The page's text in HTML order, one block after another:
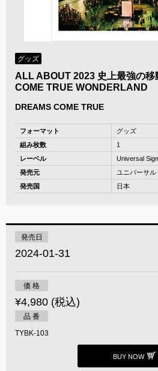
グッズ
ALL ABOUT 2023 史上最強の
COME TRUE WONDERLAND
DREAMS COME TRUE
フォーマット
グッズ
組み枚数
1
レーベル
Universal
発売元
ユニバーサ
発売国
日本
発売日
2024-01-31
価 格
¥4,980 (税込)
品 番
TYBK-103
BUY NOW